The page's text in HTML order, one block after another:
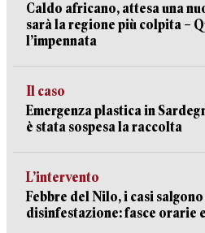
Caldo africano, attesa una
sarà la regione più colpita –
l’impennata
Il caso
Emergenza plastica in
è stata sospesa la raccolta
L’intervento
Febbre del Nilo, i casi
disinfestazione: fasce orarie